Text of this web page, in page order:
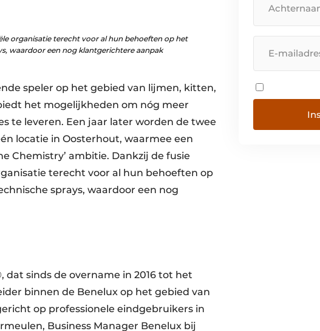
organisatie terecht voor al hun behoeften op het
waardoor een nog klantgerichtere aanpak
speler op het gebied van lijmen, kitten,
het mogelijkheden om nóg meer
te leveren. Een jaar later worden de twee
locatie in Oosterhout, waarmee een
Chemistry’ ambitie. Dankzij de fusie
terecht voor al hun behoeften op
sprays, waardoor een nog
sinds de overname in 2016 tot het
binnen de Benelux op het gebied van
op professionele eindgebruikers in
Business Manager Benelux bij